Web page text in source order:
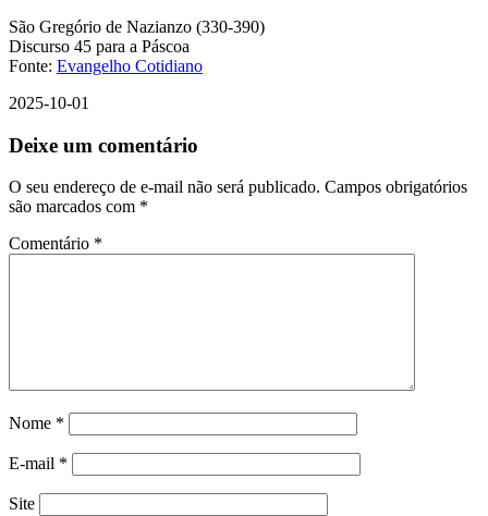
São Gregório de Nazianzo (330-390)
Discurso 45 para a Páscoa
Fonte: Evangelho Cotidiano
2025-10-01
Deixe um comentário
O seu endereço de e-mail não será publicado. Campos obrigatórios
são marcados com *
Comentário *
Nome *
E-mail *
Site